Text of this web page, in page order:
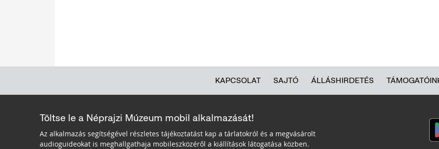
KAPCSOLAT SAJTÓ ÁLLÁSHIRDETÉS
Töltse le a Néprajzi Múzeum mobil alkalmazását!
Az alkalmazás segítségével részletes tájékoztatást kap a tárlatokról és a megvásárolt
audioguideokat is meghallgathaja mobileszközéről a kiállítások látogatása közben.